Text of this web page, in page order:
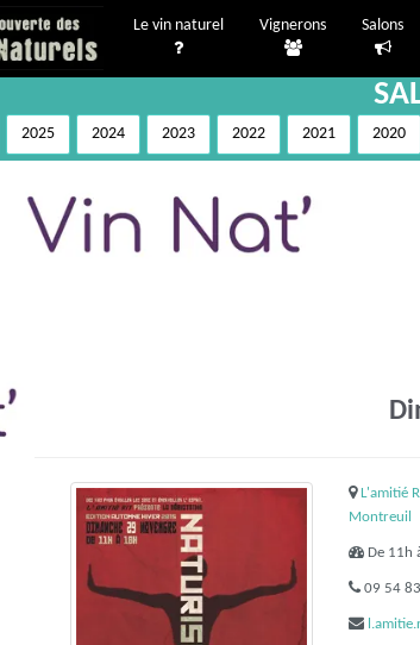
Le vin naturel Vignerons Salons
2025 2024 2023 2022 2021 2020
L'amitié
Montreuil
De 11h
09 54